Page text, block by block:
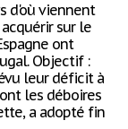
d'où viennent
sur le
ont
Objectif :
leur déficit à
les déboires
a adopté fin